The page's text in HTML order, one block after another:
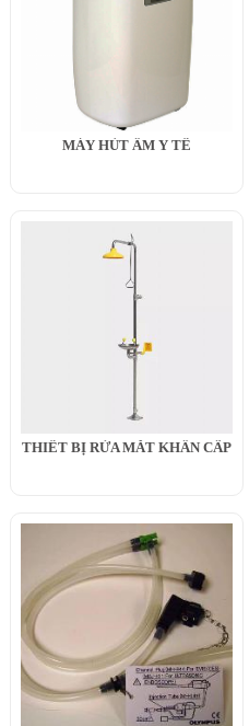
MÁY HÚT ẨM Y TẾ
THIẾT BỊ RỬA MẮT KHẨN CẤP